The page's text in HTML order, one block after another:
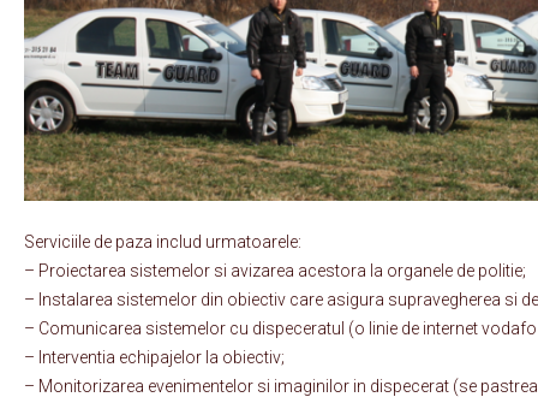
Serviciile de paza includ urmatoarele:
– Proiectarea sistemelor si avizarea acestora la organele de politie;
– Instalarea sistemelor din obiectiv care asigura supravegherea si
– Comunicarea sistemelor cu dispeceratul (o linie de internet
– Interventia echipajelor la obiectiv;
– Monitorizarea evenimentelor si imaginilor in dispecerat (se